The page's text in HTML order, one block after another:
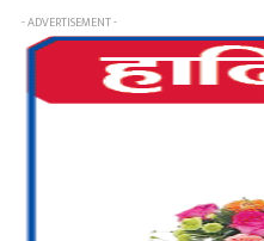
- ADVERTISEMENT -